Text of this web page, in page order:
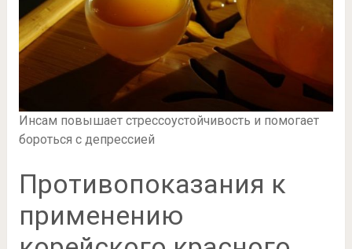
Инсам повышает стрессоустойчивость и помогает
бороться с депрессией
Противопоказания к
применению